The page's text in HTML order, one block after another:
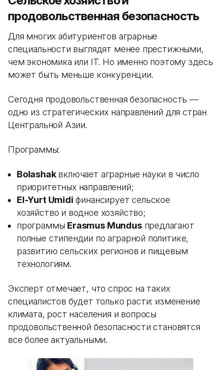
продовольственная безопасность
Для многих абитуриентов аграрные
специальности выглядят менее престижными,
чем экономика или IT. Но именно поэтому здесь
может быть меньше конкуренции.
Сегодня продовольственная безопасность —
одно из стратегических направлений для стран
Центральной Азии.
Программы:
Bolashakвключает аграрные науки в число
приоритетных направлений;
El-Yurt Umidi финансирует сельское
хозяйство и водное хозяйство;
программы Erasmus Mundusпредлагают
полные стипендии по аграрной политике,
развитию сельских регионов и пищевым
технологиям.
Эксперт отмечает, что спрос на таких
специалистов будет только расти: изменение
климата, рост населения и вопросы
продовольственной безопасности становятся
все более актуальными.